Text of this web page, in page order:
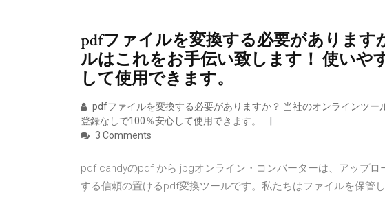
pdfファイルを変換する必要があります
ルはこれをお手伝い致します！ 使いや
して使用できます。
pdfファイルを変換する必要がありますか？ 当社のオンラインツー
登録なしで100％安心して使用できます。
3 Comments
pdf candyのpdf から jpgオンライン・コンバーターは、アップ
する信頼の置けるpdf変換ツールです。私たちはファイルを保管